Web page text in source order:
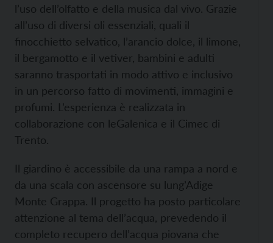
l’uso dell’olfatto e della musica dal vivo. Grazie
all’uso di diversi oli essenziali, quali il
finocchietto selvatico, l’arancio dolce, il limone,
il bergamotto e il vetiver, bambini e adulti
saranno trasportati in modo attivo e inclusivo
in un percorso fatto di movimenti, immagini e
profumi. L’esperienza è realizzata in
collaborazione con leGalenica e il Cimec di
Trento.
Il giardino è accessibile da una rampa a nord e
da una scala con ascensore su lung’Adige
Monte Grappa. Il progetto ha posto particolare
attenzione al tema dell’acqua, prevedendo il
completo recupero dell’acqua piovana che